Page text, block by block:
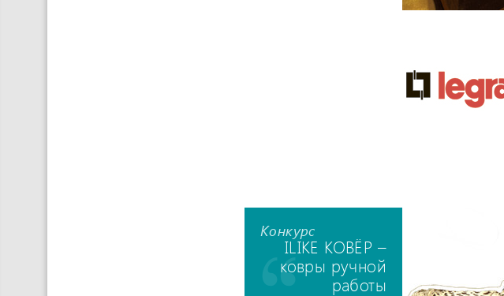
Конкурс
ILIKE КОВЁР –
ковры ручной
работы